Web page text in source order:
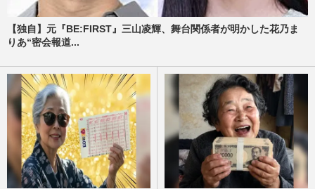
【独自】元『BE:FIRST』三山凌輝、舞台関係者が明かした花乃ま
りあ“密会報道...